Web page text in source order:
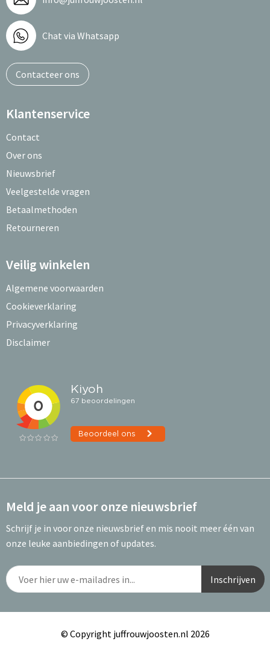
Chat via Whatsapp
Contacteer ons
Klantenservice
Contact
Over ons
Nieuwsbrief
Veelgestelde vragen
Betaalmethoden
Retourneren
Veilig winkelen
Algemene voorwaarden
Cookieverklaring
Privacyverklaring
Disclaimer
Meld je aan voor onze nieuwsbrief
Schrijf je in voor onze nieuwsbrief en mis nooit meer één van
onze leuke aanbiedingen of updates.
© Copyright juffrouwjoosten.nl 2026